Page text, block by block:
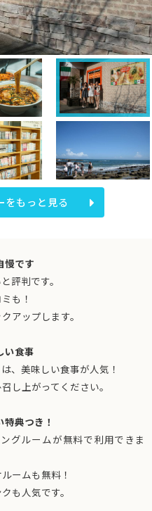
をもっと見る
慢です
評判です。
も！
アップします。
い食事
、美味しい食事が人気！
し上がってください。
典つき！
グルームが無料で利用できま
ームも無料！
も人気です。